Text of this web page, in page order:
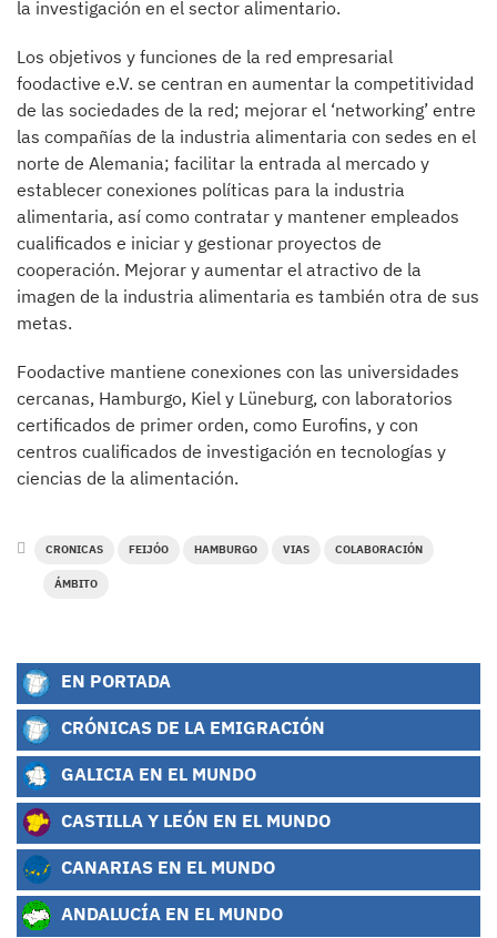
la investigación en el sector alimentario.
Los objetivos y funciones de la red empresarial
foodactive e.V. se centran en aumentar la competitividad
de las sociedades de la red; mejorar el ‘networking’ entre
las compañías de la industria alimentaria con sedes en el
norte de Alemania; facilitar la entrada al mercado y
establecer conexiones políticas para la industria
alimentaria, así como contratar y mantener empleados
cualificados e iniciar y gestionar proyectos de
cooperación. Mejorar y aumentar el atractivo de la
imagen de la industria alimentaria es también otra de sus
metas.
Foodactive mantiene conexiones con las universidades
cercanas, Hamburgo, Kiel y Lüneburg, con laboratorios
certificados de primer orden, como Eurofins, y con
centros cualificados de investigación en tecnologías y
ciencias de la alimentación.
CRONICAS FEIJÓO HAMBURGO VIAS COLABORACIÓN
ÁMBITO
EN PORTADA
CRÓNICAS DE LA EMIGRACIÓN
GALICIA EN EL MUNDO
CASTILLA Y LEÓN EN EL MUNDO
CANARIAS EN EL MUNDO
ANDALUCÍA EN EL MUNDO